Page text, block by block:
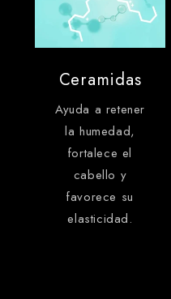
Ceramidas
Ayuda a retener
la humedad,
fortalece el
cabello y
favorece su
elasticidad.